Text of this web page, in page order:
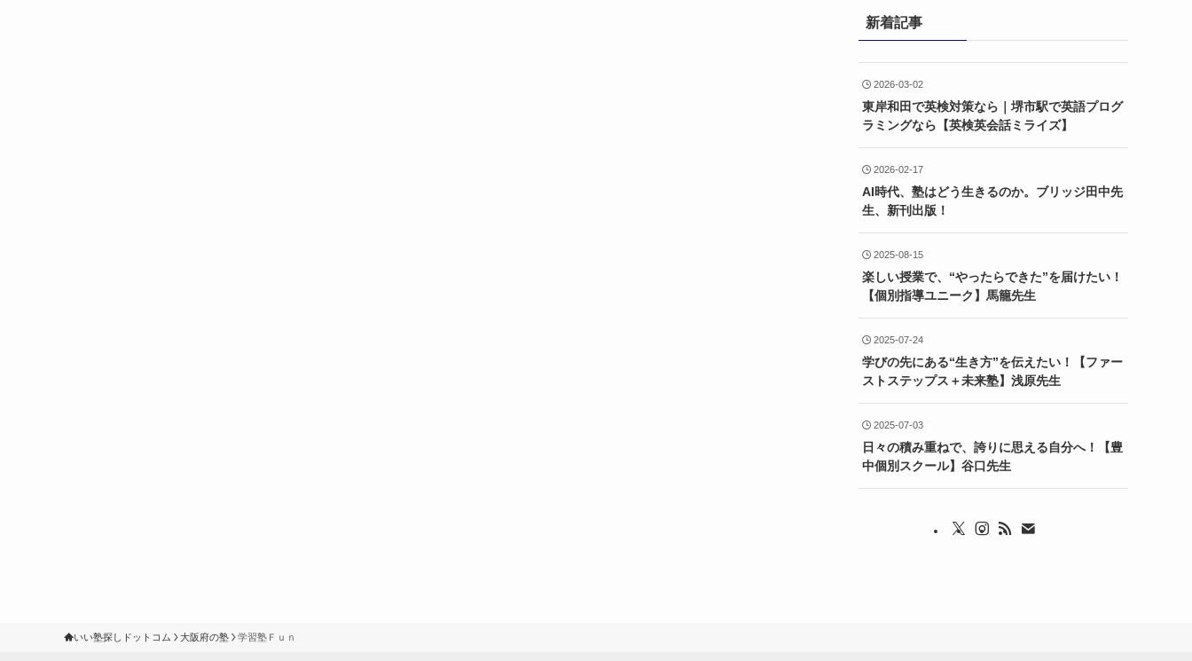
新着記事
2026-03-02
東岸和田で英検対策なら｜堺市駅で英語プログ
ラミングなら【英検英会話ミライズ】
2026-02-17
AI時代、塾はどう生きるのか。ブリッジ田中先
生、新刊出版！
2025-08-15
楽しい授業で、“やったらできた”を届けたい！
【個別指導ユニーク】馬籠先生
2025-07-24
学びの先にある“生き方”を伝えたい！【ファー
ストステップス＋未来塾】浅原先生
2025-07-03
日々の積み重ねで、誇りに思える自分へ！【豊
中個別スクール】谷口先生
いい塾探しドットコム 大阪府の塾 学習塾Ｆｕｎ